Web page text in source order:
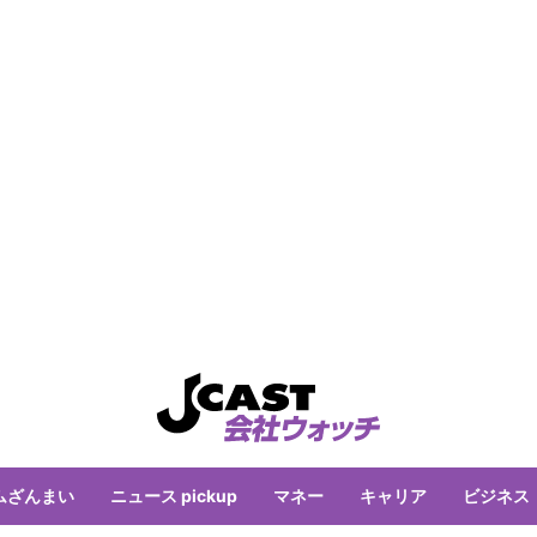
ざんまい ニュース pickup マネー キャリア ビジネス